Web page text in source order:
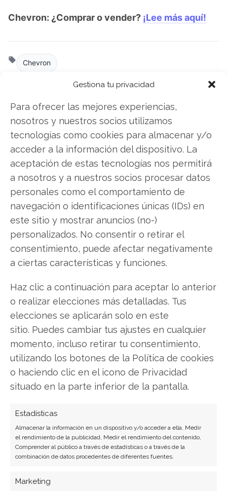
Gestiona tu privacidad
Para ofrecer las mejores experiencias,
nosotros y nuestros socios utilizamos
tecnologías como cookies para almacenar y/o
acceder a la información del dispositivo. La
aceptación de estas tecnologías nos permitirá
a nosotros y a nuestros socios procesar datos
personales como el comportamiento de
navegación o identificaciones únicas (IDs) en
este sitio y mostrar anuncios (no-)
personalizados. No consentir o retirar el
consentimiento, puede afectar negativamente
a ciertas características y funciones.
Haz clic a continuación para aceptar lo anterior
o realizar elecciones más detalladas. Tus
elecciones se aplicarán solo en este
sitio. Puedes cambiar tus ajustes en cualquier
momento, incluso retirar tu consentimiento,
utilizando los botones de la Política de cookies
o haciendo clic en el icono de Privacidad
situado en la parte inferior de la pantalla.
Estadísticas
Almacenar la información en un dispositivo y/o acceder a ella, Medir
el rendimiento de la publicidad, Medir el rendimiento del contenido,
Comprender al público a través de estadísticas o a través de la
combinación de datos procedentes de diferentes fuentes.
Marketing
Chevron: ¿Comprar o vender? ¡Lee más aquí!
Chevron
Compartir este artículo
Twitter
Facebook
LinkedIn
Copiar enlace
SOBRE EL AUTOR
Javier Martínez González
Ingeniero de software convertido en escritor
tecnológico. Analiza las últimas tendencias en
hardware, software empresarial y computación en
la nube.
Ver todos los artículos →